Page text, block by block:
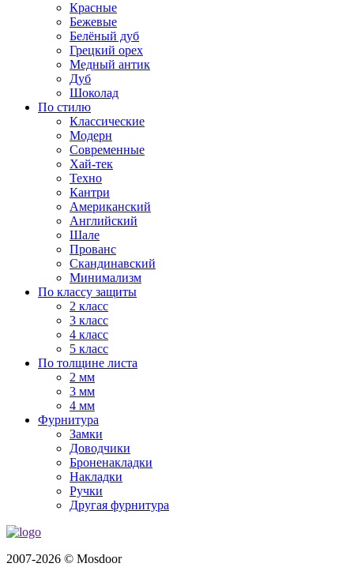
Красные
Бежевые
Белёный дуб
Грецкий орех
Медный антик
Дуб
Шоколад
По стилю
Классические
Модерн
Современные
Хай-тек
Техно
Кантри
Американский
Английский
Шале
Прованс
Скандинавский
Минимализм
По классу защиты
2 класс
3 класс
4 класс
5 класс
По толщине листа
2 мм
3 мм
4 мм
Фурнитура
Замки
Доводчики
Броненакладки
Накладки
Ручки
Другая фурнитура
2007-2026 © Mosdoor